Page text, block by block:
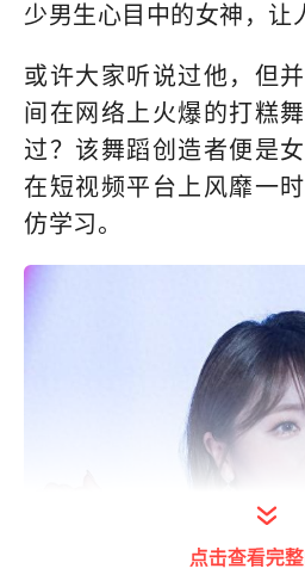
少男生心目中的女神，让
或许大家听说过他，但
间在网络上火爆的打糕
过？该舞蹈创造者便是
在短视频平台上风靡一
仿学习。
点击查看完